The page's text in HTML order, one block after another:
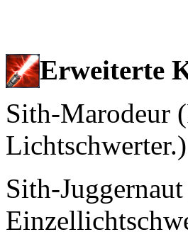
Erweiterte
Sith-Marodeur
Lichtschwerter.)
Sith-